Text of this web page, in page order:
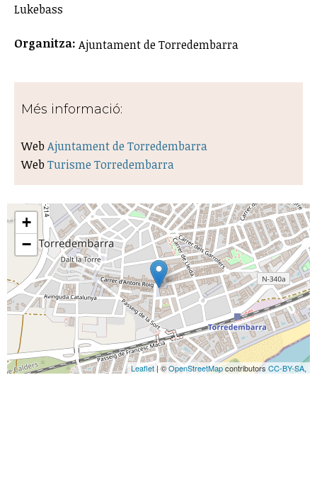
Lukebass
Organitza: Ajuntament de Torredembarra
Més informació:
Web Ajuntament de Torredembarra
Web Turisme Torredembarra
+
−
Leaflet | ©OpenStreetMapcontributors CC-BY-SA,